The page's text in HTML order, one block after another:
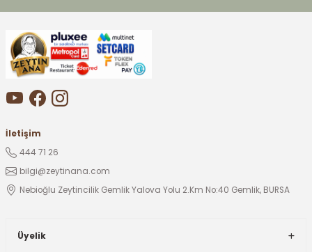
İletişim
444 71 26
bilgi@zeytinana.com
Nebioğlu Zeytincilik Gemlik Yalova Yolu 2.Km No:40 Gemlik, BURSA
Üyelik